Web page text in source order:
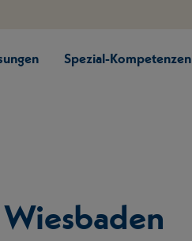
Spezial-Kompetenzen